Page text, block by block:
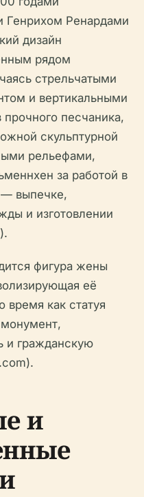
Генрихом Ренардами
дизайн
рядом
стрельчатыми
и вертикальными
песчаника,
скульптурной
рельефами,
за работой в
— выпечке,
и изготовлении
фигура жены
её
время как статуя
и гражданскую
и